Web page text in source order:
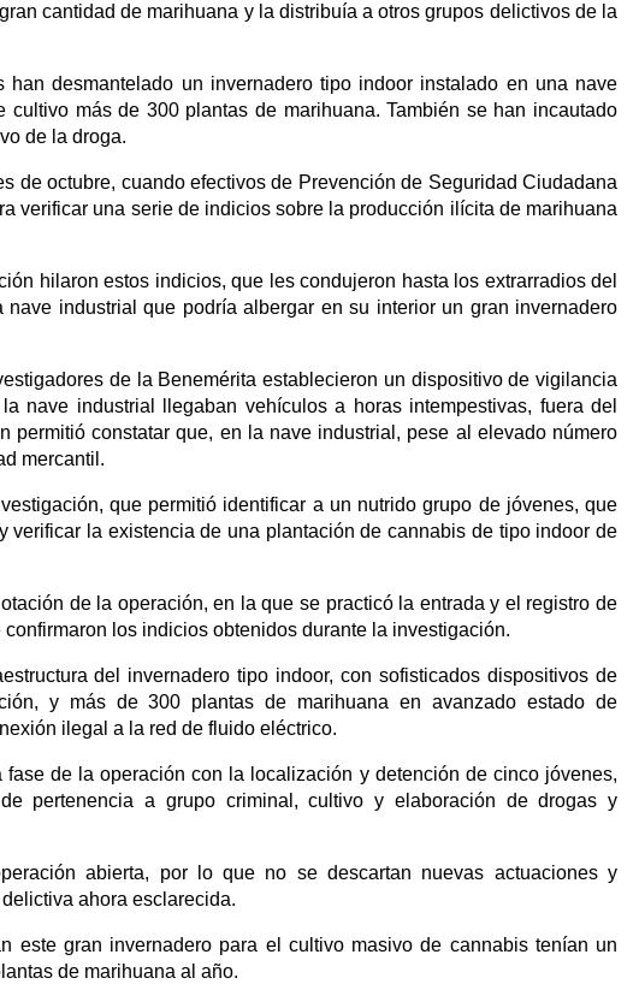
cantidad de marihuana y la distribuía a otros grupos delictivos de la
han desmantelado un invernadero tipo indoor instalado en una nave
más de 300 plantas de marihuana. También se han incautado
de la droga.
de octubre, cuando efectivos de Prevención de Seguridad Ciudadana
verificar una serie de indicios sobre la producción ilícita de marihuana
hilaron estos indicios, que les condujeron hasta los extrarradios del
industrial que podría albergar en su interior un gran invernadero
de la Benemérita establecieron un dispositivo de vigilancia
nave industrial llegaban vehículos a horas intempestivas, fuera del
permitió constatar que, en la nave industrial, pese al elevado número
mercantil.
que permitió identificar a un nutrido grupo de jóvenes, que
verificar la existencia de una plantación de cannabis de tipo indoor de
de la operación, en la que se practicó la entrada y el registro de
los indicios obtenidos durante la investigación.
del invernadero tipo indoor, con sofisticados dispositivos de
y más de 300 plantas de marihuana en avanzado estado de
ilegal a la red de fluido eléctrico.
fase de la operación con la localización y detención de cinco jóvenes,
pertenencia a grupo criminal, cultivo y elaboración de drogas y
abierta, por lo que no se descartan nuevas actuaciones y
ahora esclarecida.
este gran invernadero para el cultivo masivo de cannabis tenían un
de marihuana al año.